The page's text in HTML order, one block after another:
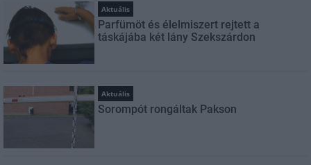
Aktuális
Parfümöt és élelmiszert rejtett a
táskájába két lány Szekszárdon
Aktuális
Sorompót rongáltak Pakson